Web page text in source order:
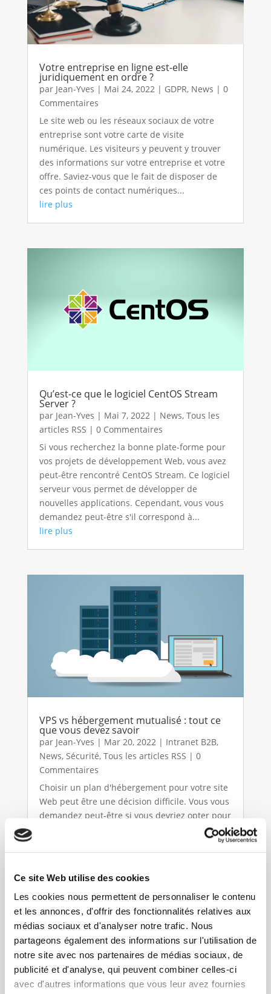
Ce site Web utilise des cookies
Les cookies nous permettent de personnaliser le contenu
et les annonces, d'offrir des fonctionnalités relatives aux
médias sociaux et d'analyser notre trafic. Nous
partageons également des informations sur l'utilisation de
notre site avec nos partenaires de médias sociaux, de
publicité et d'analyse, qui peuvent combiner celles-ci
avec d'autres informations que vous leur avez fournies
Votre entreprise en ligne est-elle
juridiquement en ordre ?
par Jean-Yves | Mai 24, 2022| GDPR, News | 0
Commentaires
Le site web ou les réseaux sociaux de votre
entreprise sont votre carte de visite
numérique. Les visiteurs y peuvent y trouver
des informations sur votre entreprise et votre
offre. Saviez-vous que le fait de disposer de
ces points de contact numériques...
lire plus
Qu’est-ce que le logiciel CentOS Stream
Server ?
par Jean-Yves | Mai 7, 2022| News, Tous les
articles RSS | 0 Commentaires
Si vous recherchez la bonne plate-forme pour
vos projets de développement Web, vous avez
peut-être rencontré CentOS Stream. Ce logiciel
serveur vous permet de développer de
nouvelles applications. Cependant, vous vous
demandez peut-être s'il correspond à...
lire plus
VPS vs hébergement mutualisé : tout ce
que vous devez savoir
par Jean-Yves | Mar 20, 2022| Intranet B2B,
News, Sécurité, Tous les articles RSS | 0
Commentaires
Choisir un plan d'hébergement pour votre site
Web peut être une décision difficile. Vous vous
demandez peut-être si vous devriez opter pour
un service abordable, comme l'hébergement